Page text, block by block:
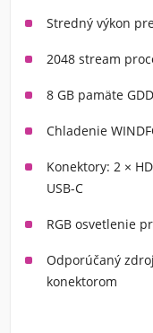
Stredný výkon
2048 stream
8 GB pamäte
Chladenie
Konektory: 2 ×
USB-C
RGB osvetlenie
Odporúčaný
konektorom